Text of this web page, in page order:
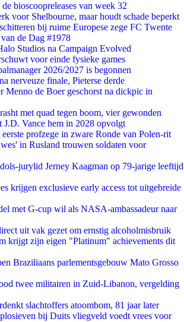
bioscoopreleases van week 32
voor Shelbourne, maar houdt schade beperkt
bij ruime Europese zege FC Twente
de Dag #1978
Studios na Campaign Evolved
voor einde fysieke games
2026/2027 is begonnen
nerveuze finale, Pieterse derde
Menno de Boer geschorst na dickpic in
met quad tegen boom, vier gewonden
J.D. Vance hem in 2028 opvolgt
profzege in zware Ronde van Polen-rit
in Rusland trouwen soldaten voor
jurylid Jerney Kaagman op 79-jarige leeftijd
krijgen exclusieve early access tot uitgebreide
met G-cup wil als NASA-ambassadeur naar
uit vak gezet om ernstig alcoholmisbruik
krijgt zijn eigen "Platinum" achievements dit
Braziliaans parlementsgebouw Mato Grosso
twee militairen in Zuid-Libanon, vergelding
slachtoffers atoombom, 81 jaar later
bij Duits vliegveld voedt vrees voor